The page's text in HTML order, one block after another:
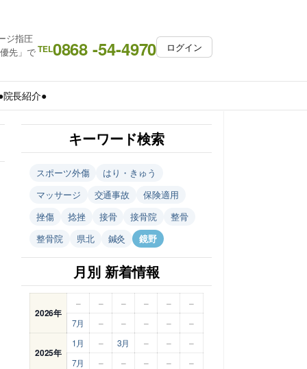
ジ指圧
先」でTEL0868 -54-4970 ログイン
院長紹介●
キーワード検索
スポーツ外傷
はり・きゅう
マッサージ
交通事故
保険適用
挫傷
捻挫 接骨 接骨院
整骨
整骨院
県北 鍼灸 鏡野
月別 新着情報
2026年
– – – – –
–
7月
– – – – –
2025年
1月 – 3月 – –
–
7月
– – – – –